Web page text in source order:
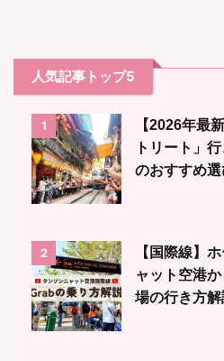
人気記事トップ5
1
【2026年最
トリート」
のおすすめ
2
【国際線】
ャット空港
場の行き方解